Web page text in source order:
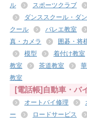
ル
スポーツクラブ
ダンススクール・ダ
クール
バレエ教室
真・カメラ
囲碁・将
模型
着付け教室
教室
茶道教室
教室
[電話帳]自動車・バ
オートバイ修理
ー
ロードサービス